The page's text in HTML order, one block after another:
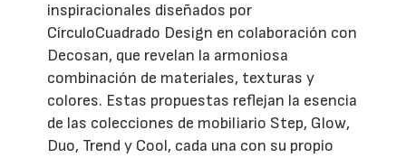
inspiracionales diseñados por
CírculoCuadrado Design en colaboración con
Decosan, que revelan la armoniosa
combinación de materiales, texturas y
colores. Estas propuestas reflejan la esencia
de las colecciones de mobiliario Step, Glow,
Duo, Trend y Cool, cada una con su propio